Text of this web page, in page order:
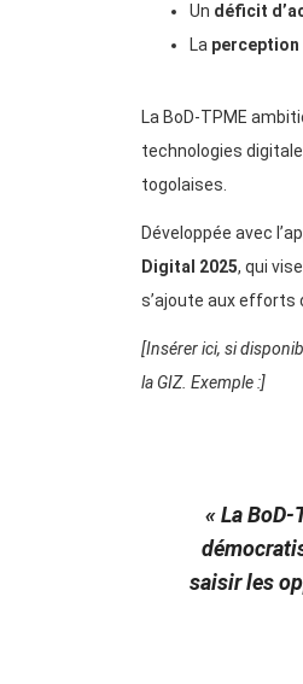
Un déficit
La perception
La BoD-TPME
technologies
togolaises.
Développée avec
Digital 2025, qui
s’ajoute aux efforts
[Insérer ici, si
la GIZ. Exemple :]
« La
saisir les